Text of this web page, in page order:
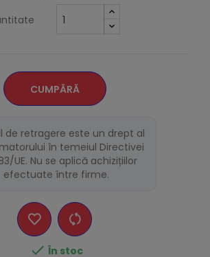
CUMPĂRĂ
de retragere este un drept al
în temeiul Directivei
UE. Nu se aplică achizițiilor
efectuate între firme.
 În stoc